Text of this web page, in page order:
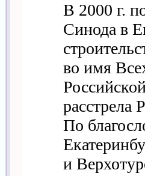
В 2000 г.
Синода в
во имя
расстрела
По
и